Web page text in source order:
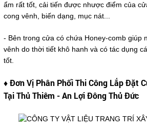
ẩm rất tốt, cải tiến được nhược điểm của
cong vênh, biến dạng, mục nát...
- Bên trong cửa có chứa Honey-comb giúp
vênh do thời tiết khô hanh và có tác dụng
tốt.
♦ Đơn Vị Phân Phối Thi Công Lắp Đặt
Tại Thủ Thiêm - An Lợi Đông Thủ Đức